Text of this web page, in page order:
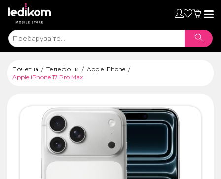
Почетна Телефони
Apple iPhone
Apple iPhone 17 Pro Max